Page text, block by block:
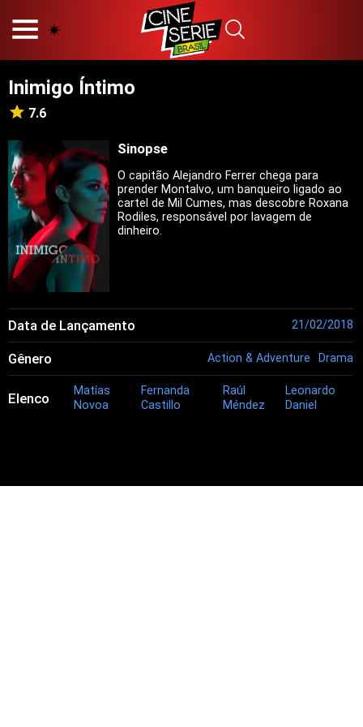
PRINCÍPIOS EDITORIAIS
POLÍTICA DE PRIVACIDADE
Hot
Popular
Tendência
Filmes
Séries
Novelas
Inimigo Íntimo
7.6
Sinopse
O capitão Alejandro Ferrer chega para
prender Montalvo, um banqueiro ligado ao
cartel de Mil Cumes, mas descobre Roxana
Rodiles, responsável por lavagem de
dinheiro.
Data de Lançamento 21/02/2018
Gênero Action & Adventure Drama
Elenco
Matías
Novoa
Fernanda
Castillo
Raúl
Méndez
Leonardo
Daniel